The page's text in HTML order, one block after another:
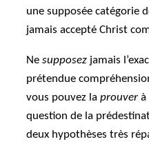
une supposée catégorie
jamais accepté Christ
Nesupposez jamais
prétendue
vous pouvez laprouver à
question de la
deux hypothèses très